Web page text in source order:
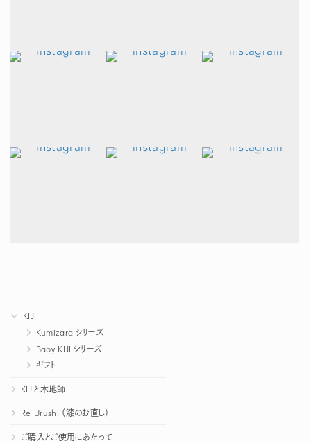
KIJI
Kumizara シリーズ
Baby KIJI シリーズ
ギフト
KIJIと木地師
Re-Urushi （漆のお直し）
ご購入とご使用にあたって